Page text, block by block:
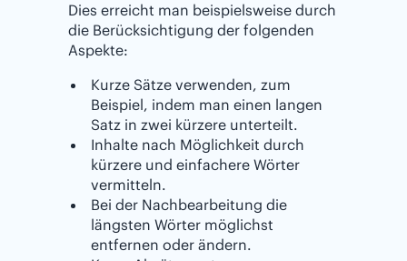
Dies erreicht man beispielsweise durch
die Berücksichtigung der folgenden
Aspekte:
Kurze Sätze verwenden, zum
Beispiel, indem man einen langen
Satz in zwei kürzere unterteilt.
Inhalte nach Möglichkeit durch
kürzere und einfachere Wörter
vermitteln.
Bei der Nachbearbeitung die
längsten Wörter möglichst
entfernen oder ändern.